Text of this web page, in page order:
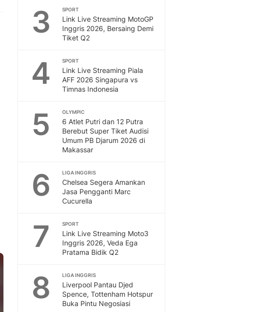
3 SPORT
Link Live Streaming MotoGP
Inggris 2026, Bersaing Demi
Tiket Q2
4 SPORT
Link Live Streaming Piala
AFF 2026 Singapura vs
Timnas Indonesia
5 OLYMPIC
6 Atlet Putri dan 12 Putra
Berebut Super Tiket Audisi
Umum PB Djarum 2026 di
Makassar
6 LIGA INGGRIS
Chelsea Segera Amankan
Jasa Pengganti Marc
Cucurella
7 SPORT
Link Live Streaming Moto3
Inggris 2026, Veda Ega
Pratama Bidik Q2
8 LIGA INGGRIS
Liverpool Pantau Djed
Spence, Tottenham Hotspur
Buka Pintu Negosiasi